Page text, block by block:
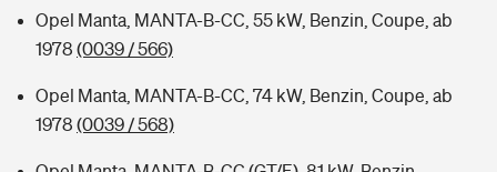
Opel Manta, MANTA-B-CC, 55 kW, Benzin, Coupe, ab
1978 (0039 / 566)
Opel Manta, MANTA-B-CC, 74 kW, Benzin, Coupe, ab
1978 (0039 / 568)